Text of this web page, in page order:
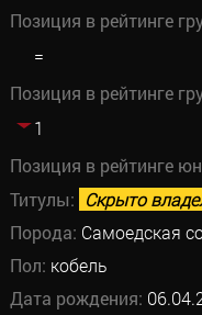
Позиция в рейтинге
=
Позиция в рейтинге
1
Позиция в рейтинге
Титулы: Скрыто
Порода: Самоедская
Пол: кобель
Дата рождения: